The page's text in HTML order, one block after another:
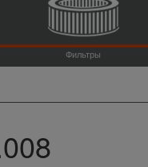
Фильтры